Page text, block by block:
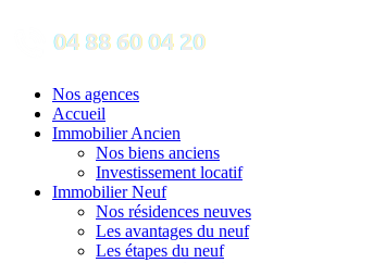
Nos agences
Accueil
Immobilier Ancien
Nos biens anciens
Investissement locatif
Immobilier Neuf
Nos résidences neuves
Les avantages du neuf
Les étapes du neuf